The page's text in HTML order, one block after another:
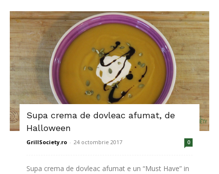
Supa crema de dovleac afumat, de
Halloween
GrillSociety.ro - 24 octombrie 2017 0
Supa crema de dovleac afumat e un “Must Have” in